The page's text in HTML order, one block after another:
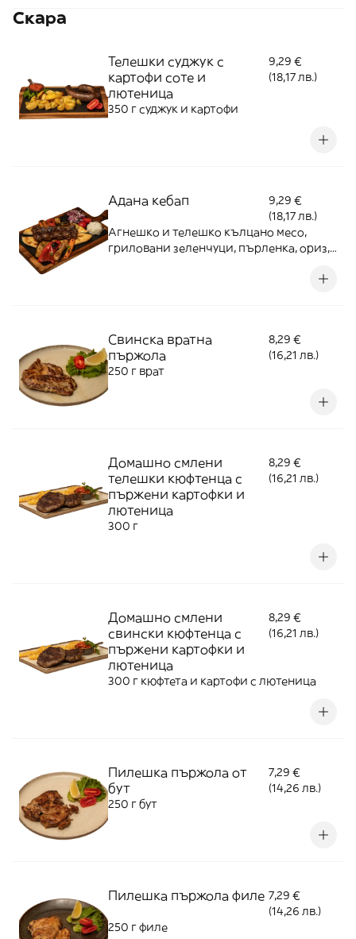
Скара
Телешки суджук с
картофи соте и
лютеница
9,29 €
(18,17 лв.)
350 г суджук и картофи
Адана кебап
9,29 €
(18,17 лв.)
Агнешко и телешко кълцано месо,
гриловани зеленчуци, пърленка, ориз,
Свинска вратна
пържола
8,29 €
(16,21 лв.)
250 г врат
Домашно смлени
телешки кюфтенца с
пържени картофки и
лютеница
8,29 €
(16,21 лв.)
300 г
Домашно смлени
свински кюфтенца с
пържени картофки и
лютеница
8,29 €
(16,21 лв.)
300 г кюфтета и картофи с лютеница
Пилешка пържола от
бут
7,29 €
(14,26 лв.)
250 г бут
Пилешка пържола филе 7,29 €
(14,26 лв.)
250 г филе